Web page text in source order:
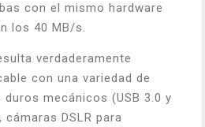
con el mismo hardware
los 40 MB/s.
verdaderamente
con una variedad de
mecánicos (USB 3.0 y
cámaras DSLR para